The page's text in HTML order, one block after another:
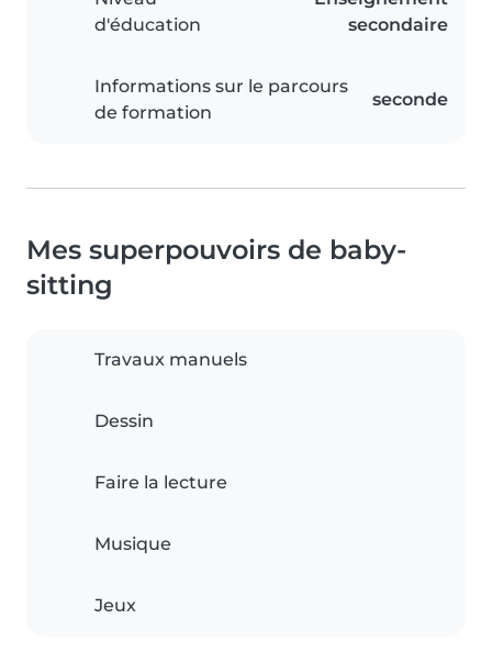
d'éducation
secondaire
Informations sur le parcours
de formation
seconde
Mes superpouvoirs de baby-
sitting
Travaux manuels
Dessin
Faire la lecture
Musique
Jeux